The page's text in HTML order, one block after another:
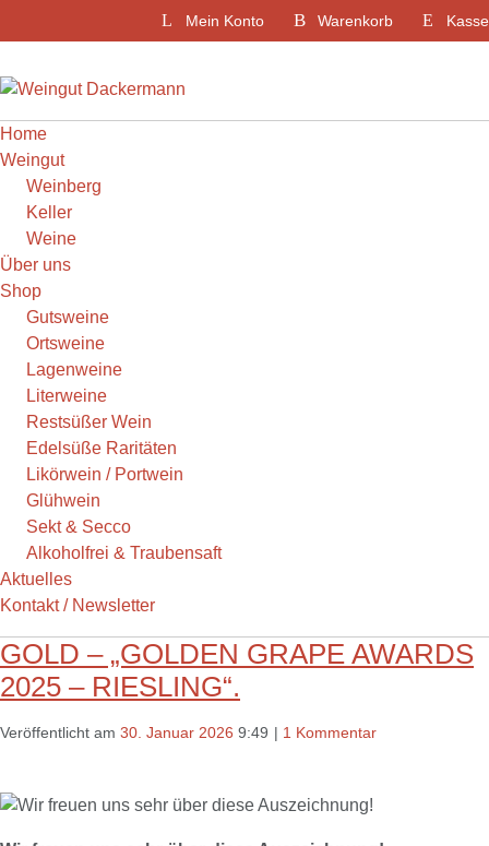
zum
Mein Konto Warenkorb Kasse
Home
Weingut
Weinberg
Keller
Weine
Über uns
Shop
Gutsweine
Ortsweine
Lagenweine
Literweine
Restsüßer Wein
Edelsüße Raritäten
Likörwein / Portwein
Glühwein
Sekt & Secco
Alkoholfrei & Traubensaft
Aktuelles
Kontakt / Newsletter
AKTUELLES
GOLD – „GOLDEN GRAPE AWARDS
2025 – RIESLING“.
Veröffentlicht am 30. Januar 2026 9:49 | 1 Kommentar